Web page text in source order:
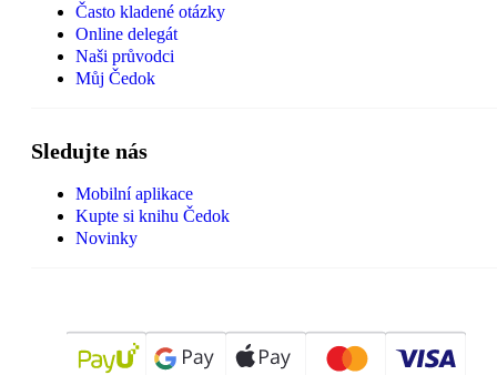
Často kladené otázky
Online delegát
Naši průvodci
Můj Čedok
Sledujte nás
Mobilní aplikace
Kupte si knihu Čedok
Novinky